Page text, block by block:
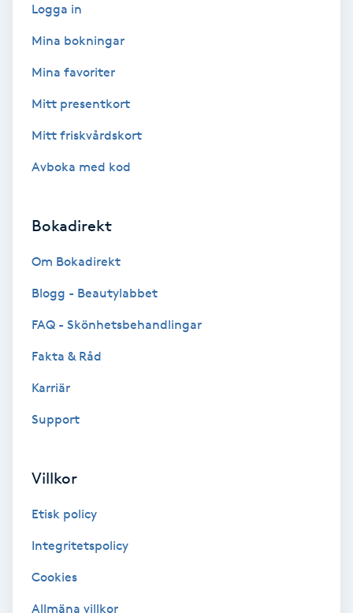
Bröllopsuppsättning
Celluliter
Coachning
Color correction
Cryoterapi
Damklippning
Diamantslipning
Enzympeeling
Extensions
Eyeliner-tatuering
Logga in
Mina bokningar
Mina favoriter
Mitt presentkort
Mitt friskvårdskort
Avboka med kod
Bokadirekt
Om Bokadirekt
Blogg - Beautylabbet
FAQ - Skönhetsbehandlingar
Fakta & Råd
Karriär
Support
Villkor
Etisk policy
Integritetspolicy
Cookies
Allmäna villkor